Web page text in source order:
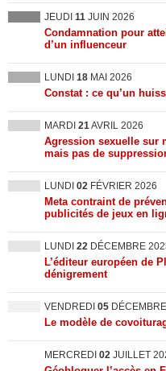
JEUDI 11 JUIN 2026
Condamnation pour
d’un influenceur
LUNDI 18 MAI 2026
Constat : ce qu’un
MARDI 21AVRIL 2026
Agression sexuelle sur
mais pas de
LUNDI 02 FÉVRIER 2026
Meta contraint de
publicités de jeux en
LUNDI 22 DÉCEMBRE
L’éditeur européen de
dénigrement
VENDREDI 05
Le modèle de
MERCREDI 02 JUILLET